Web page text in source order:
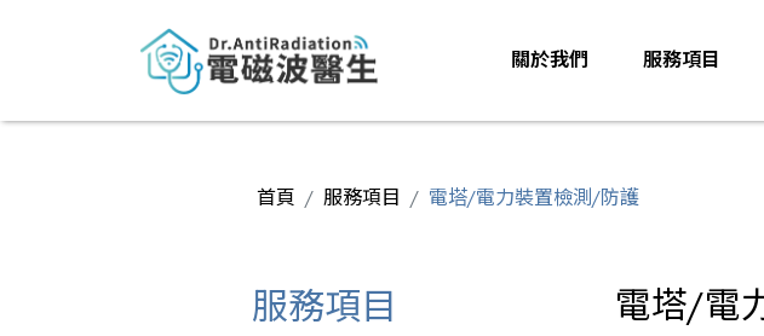
關於我們 服務項目
首頁 服務項目 電塔/電力裝置檢測/防護
服務項目 電塔/電